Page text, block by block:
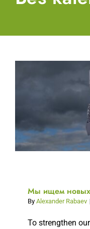
Мы ищем новых
By Alexander Rabaev
To strengthen